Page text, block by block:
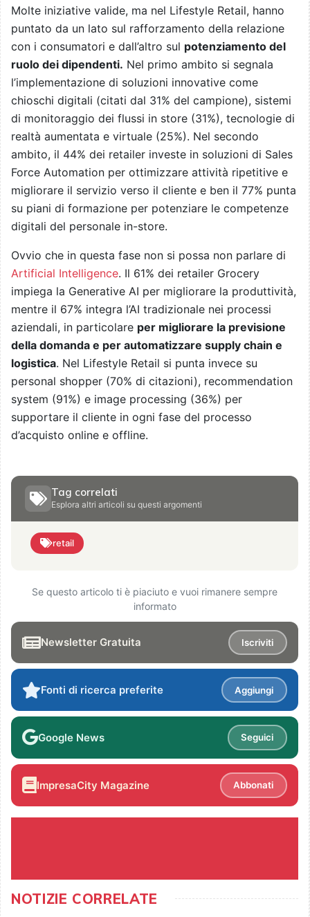
Molte iniziative valide, ma nel Lifestyle Retail, hanno
puntato da un lato sul rafforzamento della relazione
con i consumatori e dall’altro sul potenziamento del
ruolo dei dipendenti. Nel primo ambito si segnala
l’implementazione di soluzioni innovative come
chioschi digitali (citati dal 31% del campione), sistemi
di monitoraggio dei flussi in store (31%), tecnologie di
realtà aumentata e virtuale (25%). Nel secondo
ambito, il 44% dei retailer investe in soluzioni di Sales
Force Automation per ottimizzare attività ripetitive e
migliorare il servizio verso il cliente e ben il 77% punta
su piani di formazione per potenziare le competenze
digitali del personale in-store.
Ovvio che in questa fase non si possa non parlare di
Artificial Intelligence. Il 61% dei retailer Grocery
impiega la Generative AI per migliorare la produttività,
mentre il 67% integra l’AI tradizionale nei processi
aziendali, in particolare per migliorare la previsione
della domanda e per automatizzare supply chain e
logistica. Nel Lifestyle Retail si punta invece su
personal shopper (70% di citazioni), recommendation
system (91%) e image processing (36%) per
supportare il cliente in ogni fase del processo
d’acquisto online e offline.
Tag correlati
Esplora altri articoli su questi argomenti
retail
Se questo articolo ti è piaciuto e vuoi rimanere sempre
informato
Newsletter Gratuita Iscriviti
Fonti di ricerca preferite Aggiungi
Google News Seguici
ImpresaCity Magazine Abbonati
NOTIZIE CORRELATE